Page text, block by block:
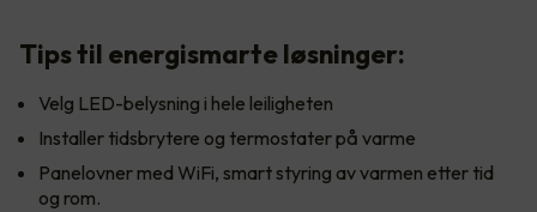
Tips til energismarte løsninger:
Velg LED-belysning i hele leiligheten
Installer tidsbrytere og termostater på varme
Panelovner med WiFi, smart styring av varmen etter tid
og rom.